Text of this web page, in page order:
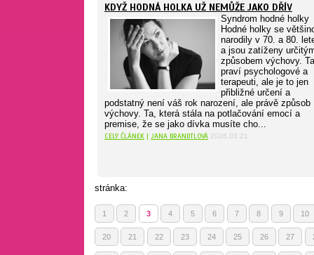
KDYŽ HODNÁ HOLKA UŽ NEMŮŽE JAKO DŘÍV
Syndrom hodné holky
Hodné holky se
narodily v 70. a 80.
a jsou zatíženy
způsobem výchovy.
praví psychologové a
terapeuti, ale je to jen
přibližné určení a
podstatný není váš rok narození, ale právě způsob
výchovy. Ta, která stála na potlačování emocí a
premise, že se jako dívka musíte cho...
CELÝ ČLÁNEK | JANA BRANDTLOVÁ 2026.03.21
stránka:
1 2 3 4 5 6 7 8 9 10
20 21 22 23 24 25 26 27